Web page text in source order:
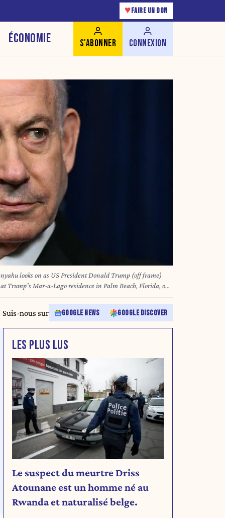
♥ FAIRE UN DON
ÉCONOMIE S'ABONNER CONNEXION
looks on as US President Donald Trump (off frame)
Trump’s Mar-a-Lago residence in Palm Beach, Florida, on
Trump hosted Israeli Prime Minister Benjamin
crucial talks on moving to the next stage of the fragile
Iran, with Trump saying that if Tehran rebuilt its
nuclear facilities the United States would "knock them down." Jim WATSON / AFP
Suis-nous sur GOOGLE NEWS GOOGLE DISCOVER
LES PLUS LUS
Le suspect du meurtre Driss
Atounane est un homme né au
Rwanda et naturalisé belge.